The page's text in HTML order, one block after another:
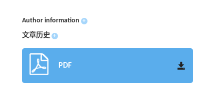
Author information +
文章历史 +
PDF